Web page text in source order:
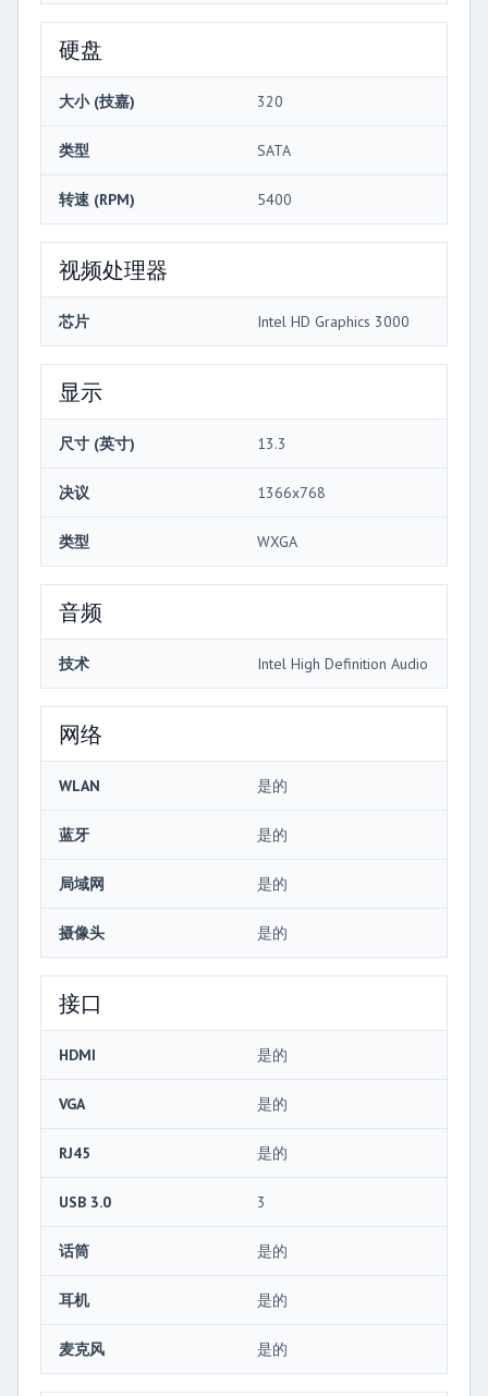
硬盘
大小 (技嘉) 320
类型 SATA
转速 (RPM) 5400
视频处理器
芯片 Intel HD Graphics 3000
显示
尺寸 (英寸) 13.3
决议 1366x768
类型 WXGA
音频
技术 Intel High Definition Audio
网络
WLAN 是的
蓝牙 是的
局域网 是的
摄像头 是的
接口
HDMI 是的
VGA 是的
RJ45 是的
USB 3.0 3
话筒 是的
耳机 是的
麦克风 是的